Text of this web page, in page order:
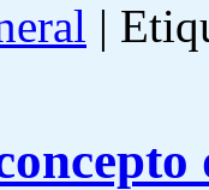
|